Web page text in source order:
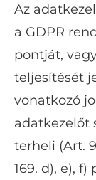
Az
a GDPR
pontját,
teljesítését
vonatkozó
adatkezelőt
terheli (Art.
169. d), e), f)